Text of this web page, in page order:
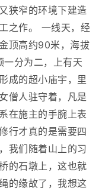
狭窄的环境下建造
之作。 一线天，经
顶高约90米，海拔
分为二，上有天
成的超小庙宇，里
僧人驻守着，凡是
在施主的手腕上表
行才真的是需要四
我们随着山上的习
的石墩上，这也就
的缘故了，我想这